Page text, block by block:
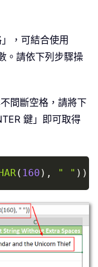
，可結合使用
。請依下列步驟操
間斷空格，請將下
鍵」即可取得
( 160 ) , " " ) )
Copy